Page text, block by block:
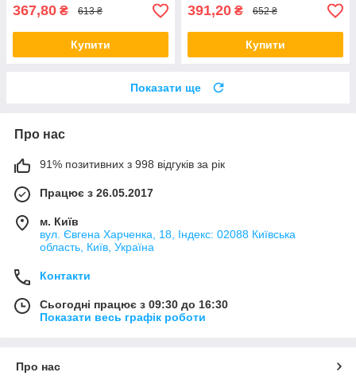
367,80 ₴ 613 ₴
Купити
391,20 ₴ 652 ₴
Купити
Показати ще
Про нас
91% позитивних з 998 відгуків за рік
Працює з 26.05.2017
м. Київ
вул. Євгена Харченка, 18, Індекс: 02088 Київська
область, Київ, Україна
Контакти
Сьогодні працює з 09:30 до 16:30
Показати весь графік роботи
Про нас